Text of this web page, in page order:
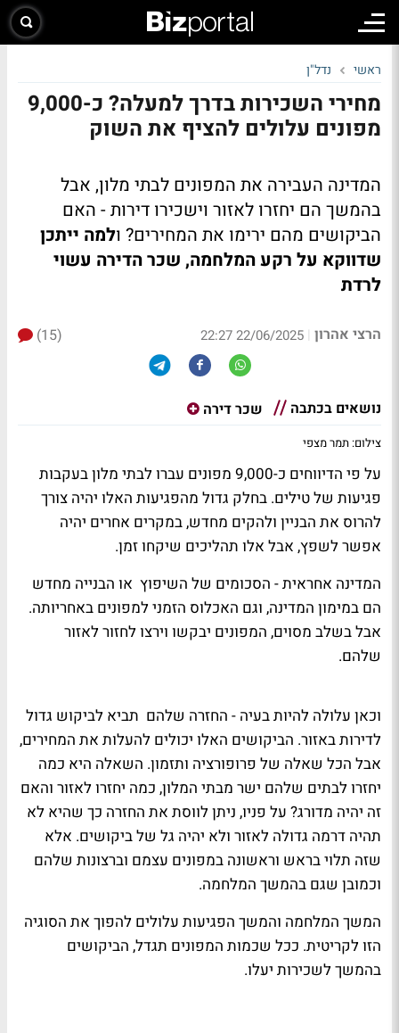
ראשי נדל"ן
מחירי השכירות בדרך למעלה? כ-9,000
מפונים עלולים להציף את השוק
המדינה העבירה את המפונים לבתי מלון, אבל
בהמשך הם יחזרו לאזור וישכירו דירות - האם
הביקושים מהם ירימו את המחירים? ולמה ייתכן
שדווקא על רקע המלחמה, שכר הדירה עשוי
לרדת
הרצי אהרון |
22/06/2025 22:27
(15)
נושאים בכתבה שכר דירה
צילום: תמר מצפי
על פי הדיווחים כ-9,000 מפונים עברו לבתי מלון בעקבות
פגיעות של טילים. בחלק גדול מהפגיעות האלו יהיה צורך
להרוס את הבניין ולהקים מחדש, במקרים אחרים יהיה
אפשר לשפץ, אבל אלו תהליכים שיקחו זמן.
המדינה אחראית - הסכומים של השיפוץ או הבנייה מחדש
הם במימון המדינה, וגם האכלוס הזמני למפונים באחריותה.
אבל בשלב מסוים, המפונים יבקשו וירצו לחזור לאזור
שלהם.
וכאן עלולה להיות בעיה - החזרה שלהם תביא לביקוש גדול
לדירות באזור. הביקושים האלו יכולים להעלות את המחירים,
אבל הכל שאלה של פרופורציה ותזמון. השאלה היא כמה
יחזרו לבתים שלהם ישר מבתי המלון, כמה יחזרו לאזור והאם
זה יהיה מדורג? על פניו, ניתן לווסת את החזרה כך שהיא לא
תהיה דרמה גדולה לאזור ולא יהיה גל של ביקושים. אלא
שזה תלוי בראש וראשונה במפונים עצמם וברצונות שלהם
וכמובן שגם בהמשך המלחמה.
המשך המלחמה והמשך הפגיעות עלולים להפוך את הסוגיה
הזו לקריטית. ככל שכמות המפונים תגדל, הביקושים
בהמשך לשכירות יעלו.